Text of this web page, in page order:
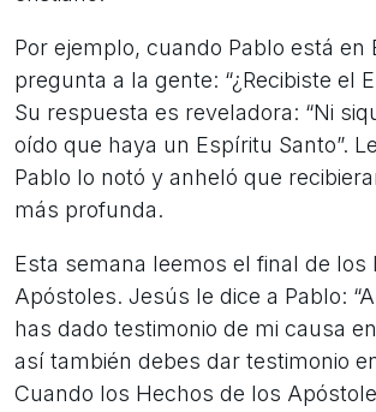
Por ejemplo, cuando Pablo está en
pregunta a la gente: “¿Recibiste el
Su respuesta es reveladora: “Ni
oído que haya un Espíritu Santo”.
Pablo lo notó y anheló que
más profunda.
Esta semana leemos el final de los
Apóstoles. Jesús le dice a Pablo:
has dado testimonio de mi causa
así también debes dar testimonio
Cuando los Hechos de los